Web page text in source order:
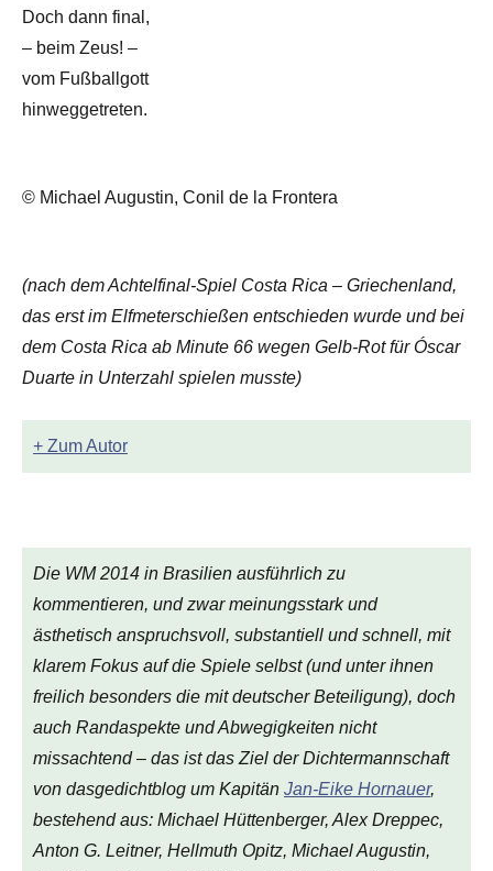
Doch dann final,
– beim Zeus! –
vom Fußballgott
hinweggetreten.
© Michael Augustin, Conil de la Frontera
(nach dem Achtelfinal-Spiel Costa Rica – Griechenland,
das erst im Elfmeterschießen entschieden wurde und bei
dem Costa Rica ab Minute 66 wegen Gelb-Rot für Óscar
Duarte in Unterzahl spielen musste)
+ Zum Autor
Die WM 2014 in Brasilien ausführlich zu
kommentieren, und zwar meinungsstark und
ästhetisch anspruchsvoll, substantiell und schnell, mit
klarem Fokus auf die Spiele selbst (und unter ihnen
freilich besonders die mit deutscher Beteiligung), doch
auch Randaspekte und Abwegigkeiten nicht
missachtend – das ist das Ziel der Dichtermannschaft
von dasgedichtblog um Kapitän Jan-Eike Hornauer,
bestehend aus: Michael Hüttenberger, Alex Dreppec,
Anton G. Leitner, Hellmuth Opitz, Michael Augustin,